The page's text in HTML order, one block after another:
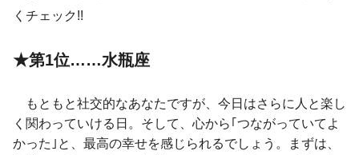
くチェック!!
★第1位……水瓶座
もともと社交的なあなたですが、今日はさらに人と楽し
く関わっていける日。そして、心から｢つながっていてよ
かった｣と、最高の幸せを感じられるでしょう。まずは、